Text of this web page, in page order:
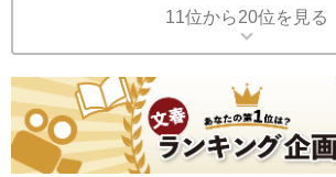
11位から20位を見る